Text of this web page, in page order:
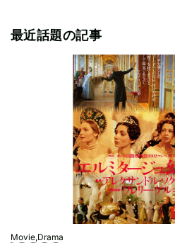
最近話題の記事
Movie,Drama